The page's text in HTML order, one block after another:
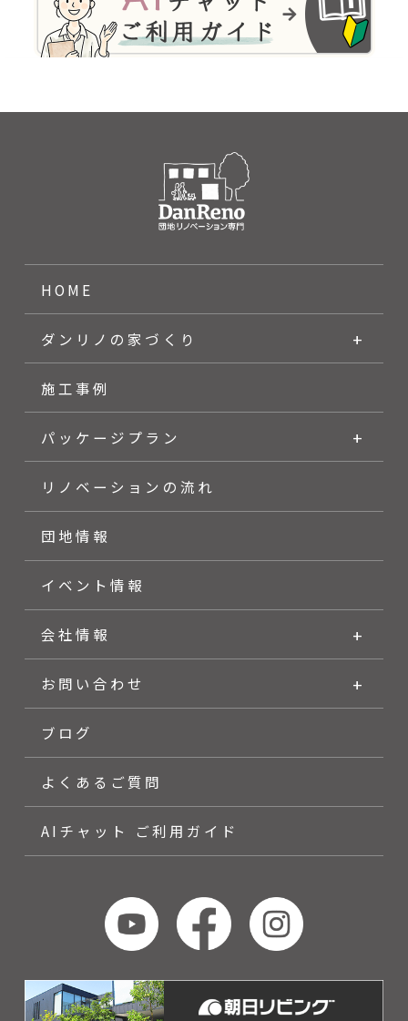
HOME
ダンリノの家づくり
施工事例
パッケージプラン
リノベーションの流れ
団地情報
イベント情報
会社情報
お問い合わせ
ブログ
よくあるご質問
AIチャット ご利用ガイド